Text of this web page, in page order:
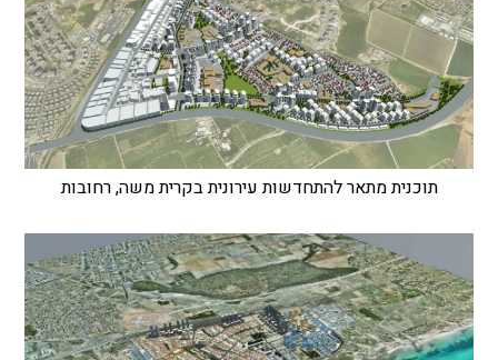
תוכנית מתאר להתחדשות עירונית בקרית משה, רחובות